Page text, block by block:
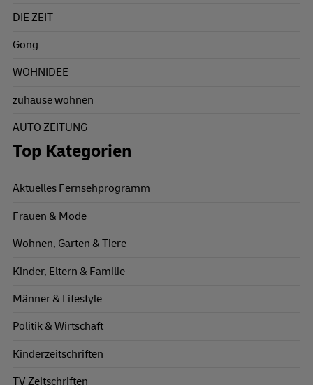
DIE ZEIT
Gong
WOHNIDEE
zuhause wohnen
AUTO ZEITUNG
Top Kategorien
Aktuelles Fernsehprogramm
Frauen & Mode
Wohnen, Garten & Tiere
Kinder, Eltern & Familie
Männer & Lifestyle
Politik & Wirtschaft
Kinderzeitschriften
TV Zeitschriften